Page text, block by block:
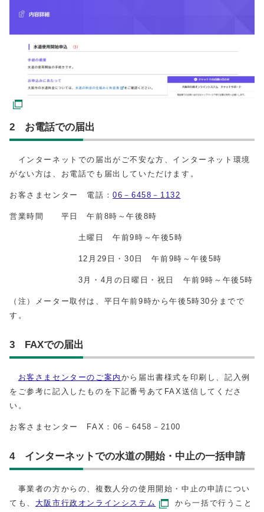
2 お電話での届出
インターネットでの届出がご不安な方、インターネット環境
がない方は、お電話でも届出していただけます。
お客さまセンター 電話：06－6458－1132
営業時間 平日 午前8時～午後8時
土曜日 午前9時～午後5時
12月29日・30日 午前9時～午後5時
3月・4月の日曜日・祝日 午前9時～午後5時
（注）メーター取付は、平日午前9時から午後5時30分までで
す。
3 FAXでの届出
お客さまセンターのご案内 から届出書様式を印刷し、記入例
をご参考に記入したものを下記番号あてFAX送信してくださ
い。
お客さまセンター FAX：06－6458－2100
4 インターネットでの水道の開始・中止の一括申請
事業者の方からの、複数人分の使用開始・中止の申請につい
ても、 大阪市行政オンラインシステム
から一括で行うこと